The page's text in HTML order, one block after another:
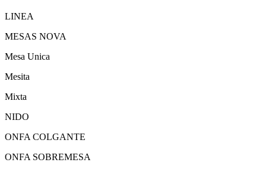
LINEA
MESAS NOVA
Mesa Unica
Mesita
Mixta
NIDO
ONFA COLGANTE
ONFA SOBREMESA